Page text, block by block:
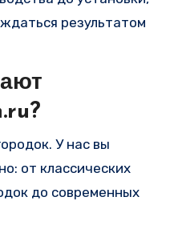
результатом
У нас вы
от классических
до современных